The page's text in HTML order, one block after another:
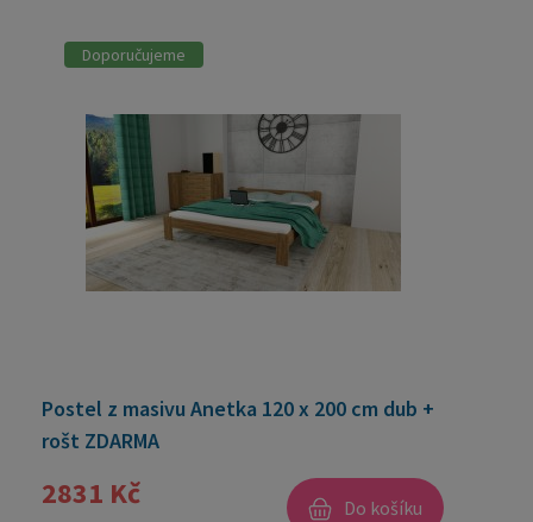
Doporučujeme
Postel z masivu Anetka 120 x 200 cm dub +
rošt ZDARMA
2831 Kč Do košíku